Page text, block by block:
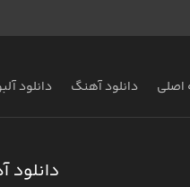
دانلود آهنگ دانلود
دانلود